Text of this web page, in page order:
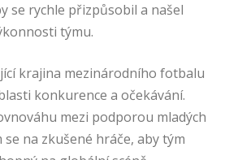
se rychle přizpůsobil a našel
týmu.
krajina mezinárodního fotbalu
konkurence a očekávání.
mezi podporou mladých
na zkušené hráče, aby tým